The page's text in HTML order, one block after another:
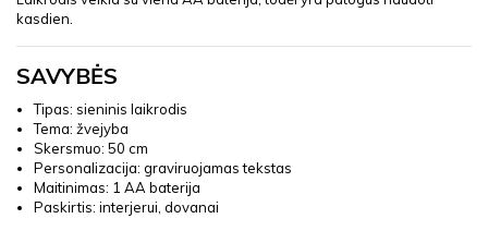
kasdien.
SAVYBĖS
Tipas: sieninis laikrodis
Tema: žvejyba
Skersmuo: 50 cm
Personalizacija: graviruojamas tekstas
Maitinimas: 1 AA baterija
Paskirtis: interjerui, dovanai